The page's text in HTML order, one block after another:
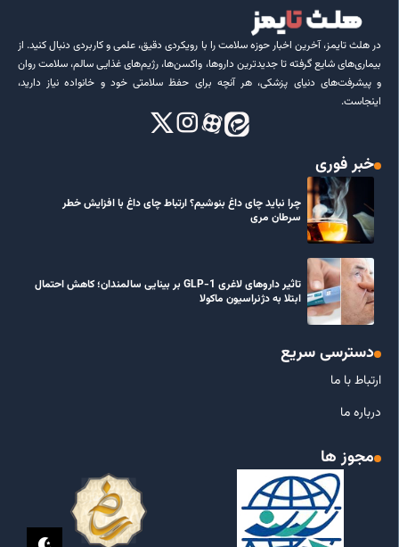
در هلث تایمز، آخرین اخبار حوزه سلامت را با رویکردی دقیق، علمی و کاربردی دنبال کنید. از
بیماری‌های شایع گرفته تا جدیدترین داروها، واکسن‌ها، رژیم‌های غذایی سالم، سلامت روان
و پیشرفت‌های دنیای پزشکی، هر آنچه برای حفظ سلامتی خود و خانواده نیاز دارید،
اینجاست.
خبر فوری
چرا نباید چای داغ بنوشیم؟ ارتباط چای داغ با افزایش خطر
سرطان مری
تاثیر داروهای لاغری GLP-1 بر بینایی سالمندان؛ کاهش احتمال
ابتلا به دژنراسیون ماکولا
دسترسی سریع
ارتباط با ما
درباره ما
مجوز ها